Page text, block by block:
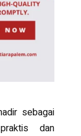
sebagai
dan